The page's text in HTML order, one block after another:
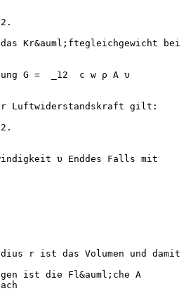
Kr&auml;ftegleichgewicht bei
G = ​ _12 ​ ​c​ w​ ρ A υ
Luftwiderstandskraft gilt:
​υ​ End​des Falls mit
r ist das Volumen und damit
ist die Fl&auml;che A